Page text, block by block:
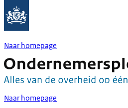
Naar homepage
Naar homepage